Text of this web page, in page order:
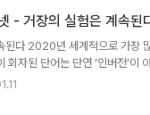
어버린 슈퍼맨이 식당에서 건달
고, 그렇게 슈퍼히어로가 짊어
아가..
- 거장의 실험은 계속된
된다 2020년 세계적으로 가장
회자된 단어는 단연 ‘인버전’이
맞이하면서 마블의 [블랙 위도